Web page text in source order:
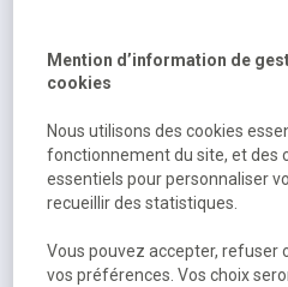
Mention d’information de
cookies
Nous utilisons des cookies
fonctionnement du site, et des
essentiels pour personnaliser
recueillir des statistiques.
Vous pouvez accepter, refuser
vos préférences. Vos choix